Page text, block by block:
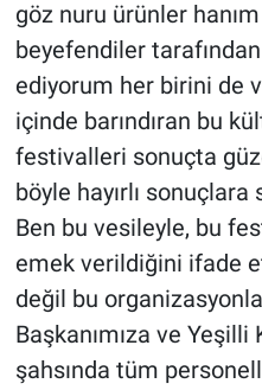
göz nuru ürünler
beyefendiler
ediyorum her birini de
içinde barındıran bu
festivalleri sonuçta
böyle hayırlı
Ben bu vesileyle, bu
emek verildiğini ifade
değil bu
Başkanımıza ve Yeşilli
şahsında tüm